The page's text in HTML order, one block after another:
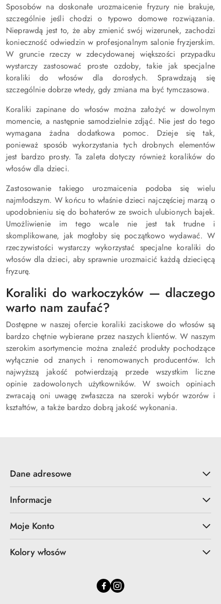
Sposobów na doskonałe urozmaicenie fryzury nie brakuje,
szczególnie jeśli chodzi o typowo domowe rozwiązania.
Nieprawdą jest to, że aby zmienić swój wizerunek, zachodzi
konieczność odwiedzin w profesjonalnym salonie fryzjerskim.
W gruncie rzeczy w zdecydowanej większości przypadku
wystarczy zastosować proste ozdoby, takie jak specjalne
koraliki do włosów dla dorosłych. Sprawdzają się
szczególnie dobrze wtedy, gdy zmiana ma być tymczasowa.
Koraliki zapinane do włosów można założyć w dowolnym
momencie, a następnie samodzielnie zdjąć. Nie jest do tego
wymagana żadna dodatkowa pomoc. Dzieje się tak,
ponieważ sposób wykorzystania tych drobnych elementów
jest bardzo prosty. Ta zaleta dotyczy również koralików do
włosów dla dzieci.
Zastosowanie takiego urozmaicenia podoba się wielu
najmłodszym. W końcu to właśnie dzieci najczęściej marzą o
upodobnieniu się do bohaterów ze swoich ulubionych bajek.
Umożliwienie im tego wcale nie jest tak trudne i
skomplikowane, jak mogłoby się początkowo wydawać. W
rzeczywistości wystarczy wykorzystać specjalne koraliki do
włosów dla dzieci, aby sprawnie urozmaicić każdą dziecięcą
fryzurę.
Koraliki do warkoczyków — dlaczego
warto nam zaufać?
Dostępne w naszej ofercie koraliki zaciskowe do włosów są
bardzo chętnie wybierane przez naszych klientów. W naszym
szerokim asortymencie można znaleźć produkty pochodzące
wyłącznie od znanych i renomowanych producentów. Ich
najwyższą jakość potwierdzają przede wszystkim liczne
opinie zadowolonych użytkowników. W swoich opiniach
zwracają oni uwagę zwłaszcza na szeroki wybór wzorów i
kształtów, a także bardzo dobrą jakość wykonania.
Dane adresowe
Informacje
Moje Konto
Kolory włosów